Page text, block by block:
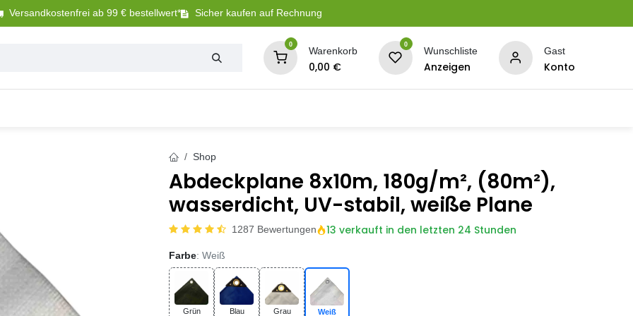
Versandkostenfrei ab 99 € bestellwert* Sicher kaufen auf Rechnung
0
Warenkorb
0,00 €
0
Wunschliste
Anzeigen
Gast
Konto
Shop
Abdeckplane 8x10m, 180g/m², (80m²),
wasserdicht, UV-stabil, weiße Plane
1287 Bewertungen 13 verkauft in den letzten 24 Stunden
Farbe: Weiß
Grün Blau Grau Weiß